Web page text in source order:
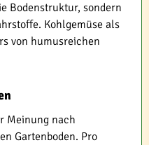
Bodenstruktur, sondern
Kohlgemüse als
von humusreichen
Meinung nach
Gartenboden. Pro